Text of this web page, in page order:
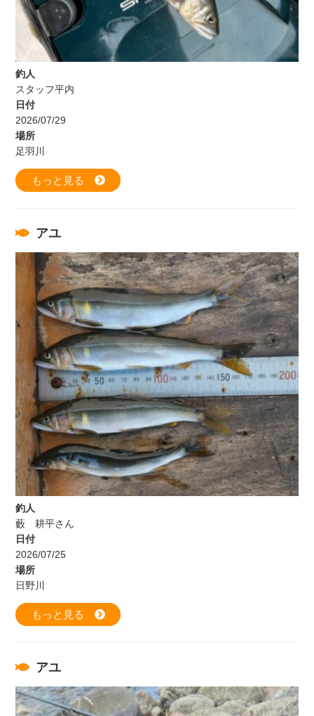
釣人
スタッフ平内
日付
2026/07/29
場所
足羽川
もっと見る
アユ
釣人
藪 耕平さん
日付
2026/07/25
場所
日野川
もっと見る
アユ